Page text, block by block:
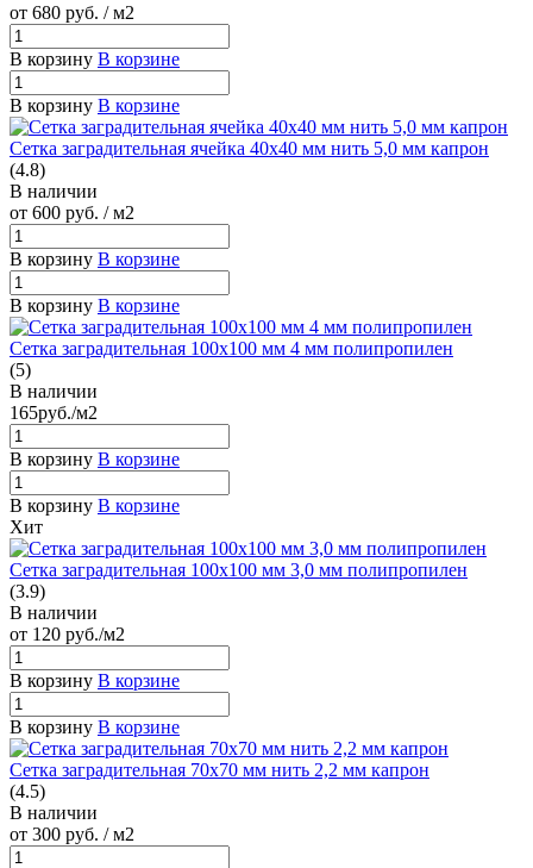
от 680 руб. / м2
В корзину В корзине
В корзину В корзине
Сетка заградительная ячейка 40х40 мм нить 5,0 мм капрон
(4.8)
В наличии
от 600 руб. / м2
В корзину В корзине
В корзину В корзине
Сетка заградительная 100х100 мм 4 мм полипропилен
(5)
В наличии
165руб./м2
В корзину В корзине
В корзину В корзине
Хит
Сетка заградительная 100х100 мм 3,0 мм полипропилен
(3.9)
В наличии
от 120 руб./м2
В корзину В корзине
В корзину В корзине
Сетка заградительная 70х70 мм нить 2,2 мм капрон
(4.5)
В наличии
от 300 руб. / м2